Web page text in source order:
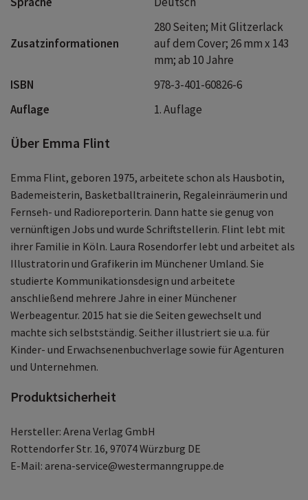
Zusatzinformationen
280 Seiten; Mit Glitzerlack
auf dem Cover; 26 mm x 143
mm; ab 10 Jahre
ISBN
978-3-401-60826-6
Auflage
1. Auflage
Über Emma Flint
Emma Flint, geboren 1975, arbeitete schon als Hausbotin,
Bademeisterin, Basketballtrainerin, Regaleinräumerin und
Fernseh- und Radioreporterin. Dann hatte sie genug von
vernünftigen Jobs und wurde Schriftstellerin. Flint lebt mit
ihrer Familie in Köln. Laura Rosendorfer lebt und arbeitet als
Illustratorin und Grafikerin im Münchener Umland. Sie
studierte Kommunikationsdesign und arbeitete
anschließend mehrere Jahre in einer Münchener
Werbeagentur. 2015 hat sie die Seiten gewechselt und
machte sich selbstständig. Seither illustriert sie u.a. für
Kinder- und Erwachsenenbuchverlage sowie für Agenturen
und Unternehmen.
Produktsicherheit
Hersteller: Arena Verlag GmbH
Rottendorfer Str. 16, 97074 Würzburg DE
E-Mail: arena-service@westermanngruppe.de